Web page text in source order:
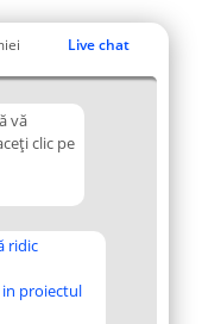
Live chat
vă
clic pe
ridic
proiectul